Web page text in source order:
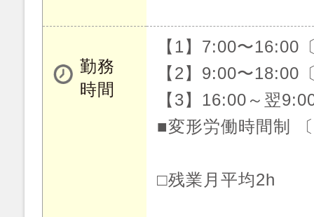
勤務
時間
【1】7:00〜16:00
【2】9:00〜18:00
【3】16:00～翌
■変形労働時間制
□残業月平均2h